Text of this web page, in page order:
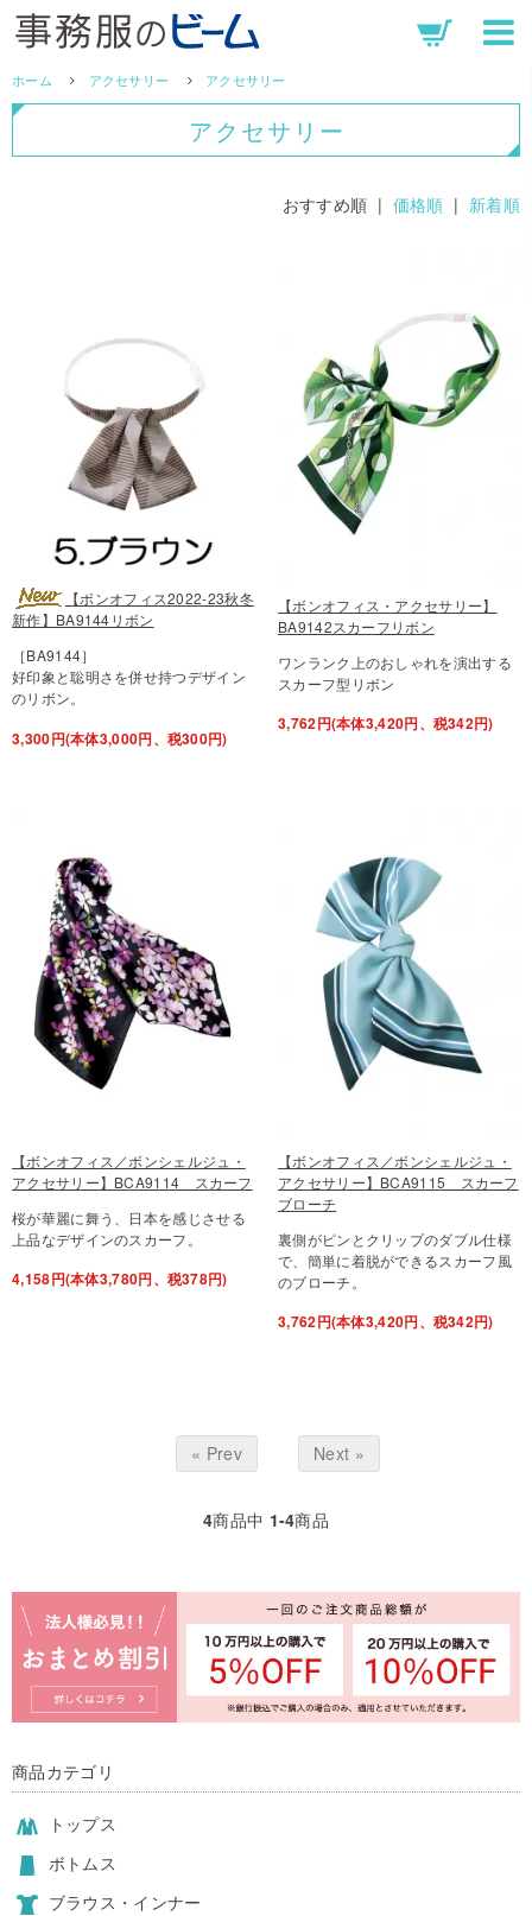
ホーム アクセサリー アクセサリー
アクセサリー
おすすめ順 | 価格順 | 新着順
【ボンオフィス2022-23秋冬
新作】BA9144リボン
［BA9144］
好印象と聡明さを併せ持つデザイン
のリボン。
3,300円(本体3,000円、税300円)
【ボンオフィス・アクセサリー】
BA9142スカーフリボン
ワンランク上のおしゃれを演出する
スカーフ型リボン
3,762円(本体3,420円、税342円)
【ボンオフィス／ボンシェルジュ・
アクセサリー】BCA9114 スカーフ
桜が華麗に舞う、日本を感じさせる
上品なデザインのスカーフ。
4,158円(本体3,780円、税378円)
【ボンオフィス／ボンシェルジュ・
アクセサリー】BCA9115 スカーフ
ブローチ
裏側がピンとクリップのダブル仕様
で、簡単に着脱ができるスカーフ風
のブローチ。
3,762円(本体3,420円、税342円)
« Prev Next »
4商品中 1-4商品
商品カテゴリ
トップス
ボトムス
ブラウス・インナー